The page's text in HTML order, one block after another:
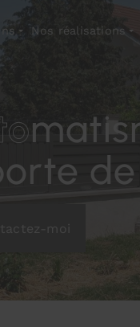
moi
Nos réalisations